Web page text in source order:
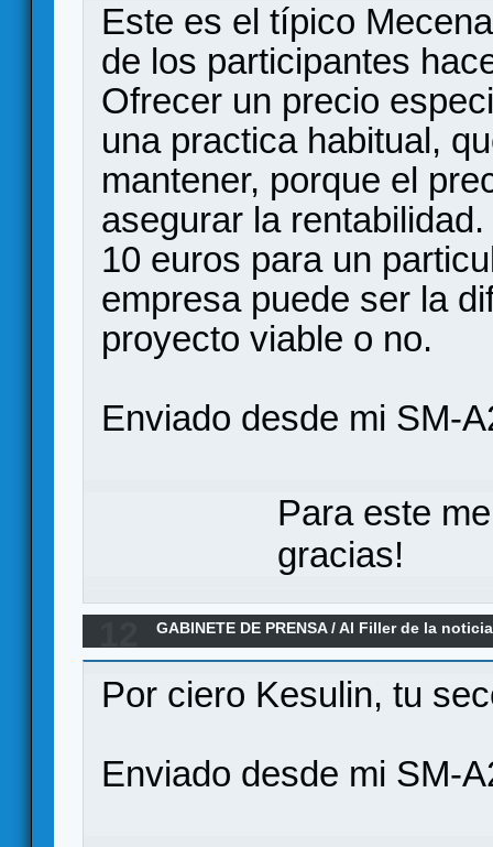
Este es el típico
de los participantes
Ofrecer un precio
una practica habitual,
mantener, porque el
asegurar la rentabilidad.
10 euros para un
empresa puede ser la
proyecto viable o no.
Enviado desde mi SM-
Para este
gracias!
GABINETE DE PRENSA/Al Filler de la noticia
Por ciero Kesulin, tu
Enviado desde mi SM-